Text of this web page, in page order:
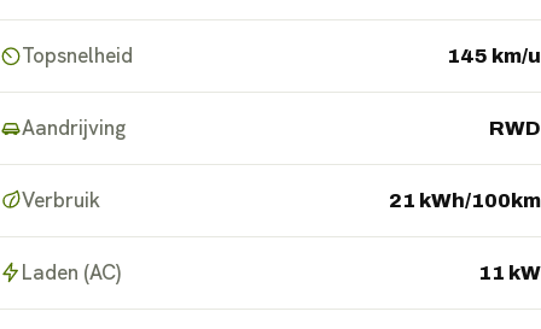
Topsnelheid 145 km/u
Aandrijving RWD
Verbruik 21 kWh/100km
Laden (AC) 11 kW